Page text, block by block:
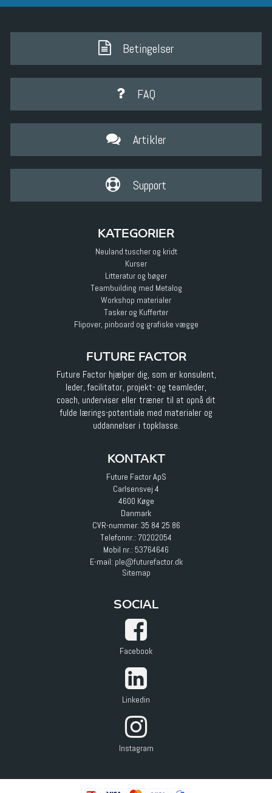
Betingelser
FAQ
Artikler
Support
KATEGORIER
Neuland tuscher og kridt
Kurser
Litteratur og bøger
Teambuilding med Metalog
Workshop materialer
Tasker og Kufferter
Flipover, pinboard og grafiske vægge
FUTURE FACTOR
Future Factor hjælper dig, som er konsulent,
leder, facilitator, projekt- og teamleder,
coach, underviser eller træner til at opnå dit
fulde lærings-potentiale med materialer og
uddannelser i topklasse.
KONTAKT
Future Factor ApS
Carlsensvej 4
4600 Køge
Danmark
CVR-nummer: 35 84 25 86
Telefonnr.: 70202054
Mobil nr.: 53764646
E-mail: ple@futurefactor.dk
Sitemap
SOCIAL
Facebook
Linkedin
Instagram